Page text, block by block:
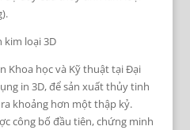
Khoa học và Kỹ thuật tại Đại
in 3D, để sản xuất thủy tinh
khoảng hơn một thập kỷ.
công bố đầu tiên, chứng minh